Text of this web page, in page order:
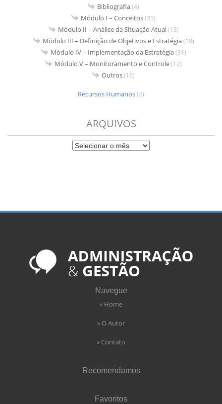
Bibliografia(4)
Módulo I – Conceitos(35)
Módulo II – Análise da Situação Atual(13)
Módulo III – Definição de Objetivos e Estratégia(18)
Módulo IV – Implementação da Estratégia(31)
Módulo V – Monitoramento e Controle(12)
Outros(16)
Recursos Humanos(2)
ARQUIVOS
Navegue
» Home
» O Autor
» Contato
Recomendamos
Favoritos